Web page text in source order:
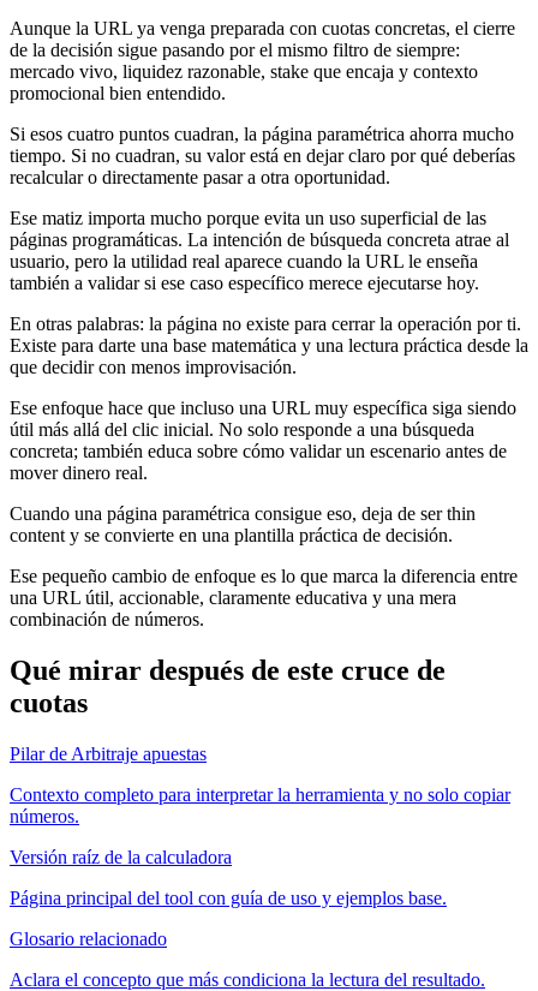
Aunque la URL ya venga preparada con cuotas concretas, el cierre
de la decisión sigue pasando por el mismo filtro de siempre:
mercado vivo, liquidez razonable, stake que encaja y contexto
promocional bien entendido.
Si esos cuatro puntos cuadran, la página paramétrica ahorra mucho
tiempo. Si no cuadran, su valor está en dejar claro por qué deberías
recalcular o directamente pasar a otra oportunidad.
Ese matiz importa mucho porque evita un uso superficial de las
páginas programáticas. La intención de búsqueda concreta atrae al
usuario, pero la utilidad real aparece cuando la URL le enseña
también a validar si ese caso específico merece ejecutarse hoy.
En otras palabras: la página no existe para cerrar la operación por ti.
Existe para darte una base matemática y una lectura práctica desde la
que decidir con menos improvisación.
Ese enfoque hace que incluso una URL muy específica siga siendo
útil más allá del clic inicial. No solo responde a una búsqueda
concreta; también educa sobre cómo validar un escenario antes de
mover dinero real.
Cuando una página paramétrica consigue eso, deja de ser thin
content y se convierte en una plantilla práctica de decisión.
Ese pequeño cambio de enfoque es lo que marca la diferencia entre
una URL útil, accionable, claramente educativa y una mera
combinación de números.
Qué mirar después de este cruce de
cuotas
Pilar de Arbitraje apuestas
Contexto completo para interpretar la herramienta y no solo copiar
números.
Versión raíz de la calculadora
Página principal del tool con guía de uso y ejemplos base.
Glosario relacionado
Aclara el concepto que más condiciona la lectura del resultado.